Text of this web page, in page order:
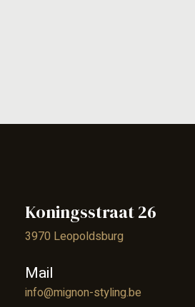
Koningsstraat 26
3970 Leopoldsburg
Mail
info@mignon-styling.be